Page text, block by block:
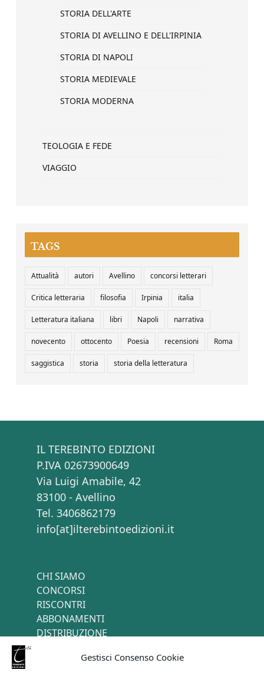
Gestisci Consenso Cookie
STORIA DELL'ARTE
STORIA DI AVELLINO E DELL'IRPINIA
STORIA DI NAPOLI
STORIA MEDIEVALE
STORIA MODERNA
TEOLOGIA E FEDE
VIAGGIO
TAGS
Attualità autori Avellino concorsi letterari
Critica letteraria filosofia Irpinia italia
Letteratura italiana libri Napoli narrativa
novecento ottocento Poesia recensioni Roma
saggistica storia storia della letteratura
IL TEREBINTO EDIZIONI
P.IVA 02673900649
Via Luigi Amabile, 42
83100 - Avellino
Tel. 3406862179
info[at]ilterebintoedizioni.it
CHI SIAMO
CONCORSI
RISCONTRI
ABBONAMENTI
DISTRIBUZIONE